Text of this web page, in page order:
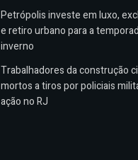
Petrópolis investe em luxo,
e retiro urbano para a
inverno
Trabalhadores da construção
mortos a tiros por policiais
ação no RJ